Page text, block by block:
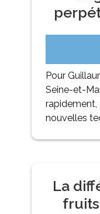
Pour
Seine-et-
nouvelles
La